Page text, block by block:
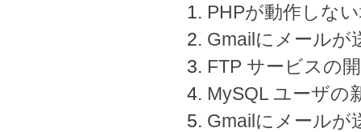
PHPが動作しな
Gmailにメールが
FTP サービスの
MySQL ユーザの
Gmailにメールが